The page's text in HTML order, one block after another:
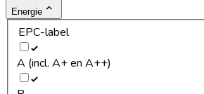
Energie
EPC-label
A (incl. A+ en A++)